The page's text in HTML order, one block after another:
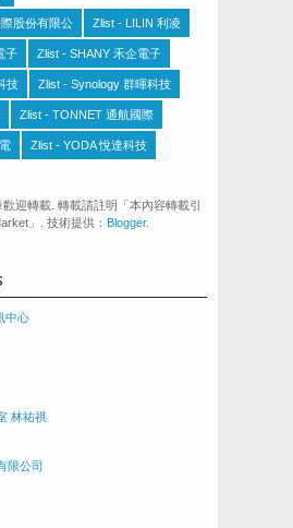
股份有限公 Zlist - LILIN 利凌
子 Zlist - SHANY 禾企電子
技 Zlist - Synology 群暉科技
Zlist - TONNET 通航國際
Zlist - YODA 悅達科技
迎轉載. 轉載請註明「本內容轉載引
」. 技術提供： Blogger.
中心
林祐祺
限公司